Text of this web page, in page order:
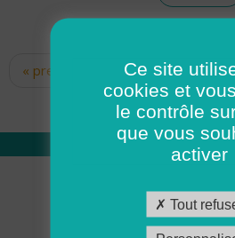
Pages
« premier ‹ précédent …
14 15
Qui sommes
Académie
Ce site
cookies et
le contrôle
que vous
activer
Tout